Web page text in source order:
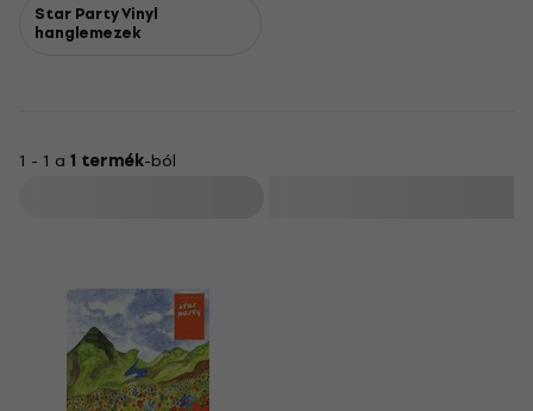
Star Party Vinyl
hanglemezek
1 - 1 a 1 termék-ból